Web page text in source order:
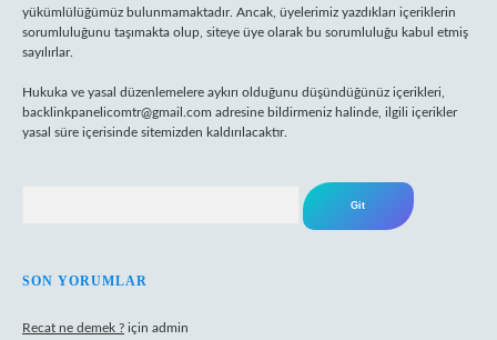
yükümlülüğümüz bulunmamaktadır. Ancak, üyelerimiz yazdıkları içeriklerin
sorumluluğunu taşımakta olup, siteye üye olarak bu sorumluluğu kabul etmiş
sayılırlar.
Hukuka ve yasal düzenlemelere aykırı olduğunu düşündüğünüz içerikleri,
backlinkpanelicomtr@gmail.com adresine bildirmeniz halinde, ilgili içerikler
yasal süre içerisinde sitemizden kaldırılacaktır.
SON YORUMLAR
Recat ne demek ? için admin